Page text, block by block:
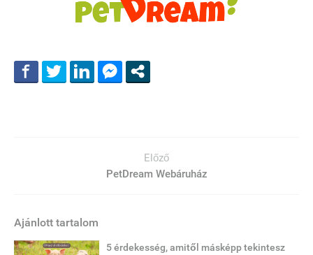
Előző
PetDream Webáruház
Ajánlott tartalom
5 érdekesség, amitől másképp tekintesz